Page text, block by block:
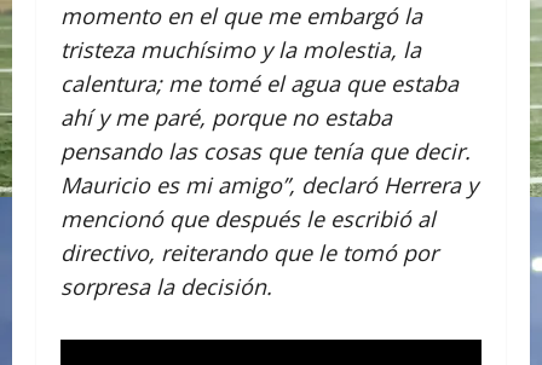
momento en el que me embargó la
tristeza muchísimo y la molestia, la
calentura; me tomé el agua que estaba
ahí y me paré, porque no estaba
pensando las cosas que tenía que decir.
Mauricio es mi amigo”, declaró Herrera y
mencionó que después le escribió al
directivo, reiterando que le tomó por
sorpresa la decisión.